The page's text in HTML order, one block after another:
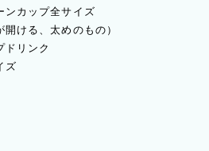
ンカップ全サイズ
ける、太めのもの）
ドリンク
ズ